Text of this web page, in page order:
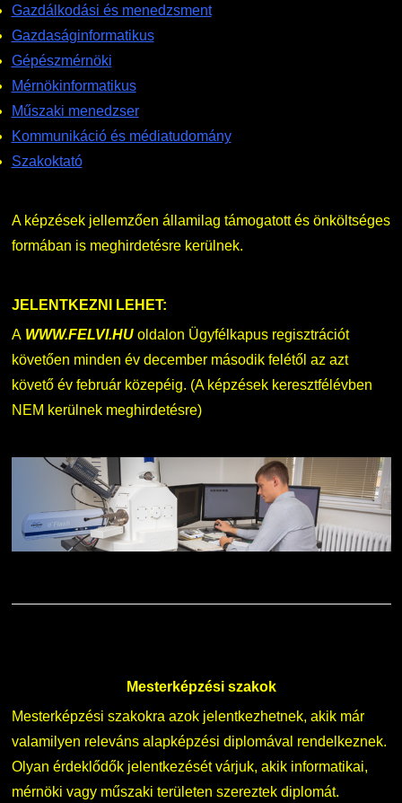
Gazdálkodási és menedzsment
Gazdaságinformatikus
Gépészmérnöki
Mérnökinformatikus
Műszaki menedzser
Kommunikáció és médiatudomány
Szakoktató
A képzések jellemzően államilag támogatott és önköltséges
formában is meghirdetésre kerülnek.
JELENTKEZNI LEHET:
A WWW.FELVI.HUoldalon Ügyfélkapus regisztrációt
követően minden év december második felétől az azt
követő év február közepéig. (A képzések keresztfélévben
NEM kerülnek meghirdetésre)
Mesterképzési szakok
Mesterképzési szakokra azok jelentkezhetnek, akik már
valamilyen releváns alapképzési diplomával rendelkeznek.
Olyan érdeklődők jelentkezését várjuk, akik informatikai,
mérnöki vagy műszaki területen szereztek diplomát.